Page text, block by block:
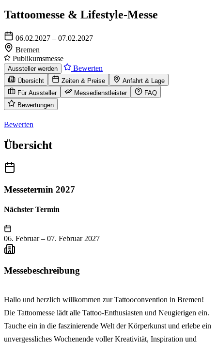
Tattoomesse & Lifestyle-Messe
06.02.2027 – 07.02.2027
Bremen
Publikumsmesse
Aussteller werden Bewerten
Übersicht Zeiten & Preise
Anfahrt & Lage
Für Aussteller
Messedienstleister
FAQ
Bewertungen
Bewerten
Übersicht
Messetermin 2027
Nächster Termin
06. Februar – 07. Februar 2027
Messebeschreibung
Hallo und herzlich willkommen zur Tattooconvention in Bremen!
Die Tattoomesse lädt alle Tattoo-Enthusiasten und Neugierigen ein.
Tauche ein in die faszinierende Welt der Körperkunst und erlebe ein
unvergessliches Wochenende voller Kreativität, Inspiration und